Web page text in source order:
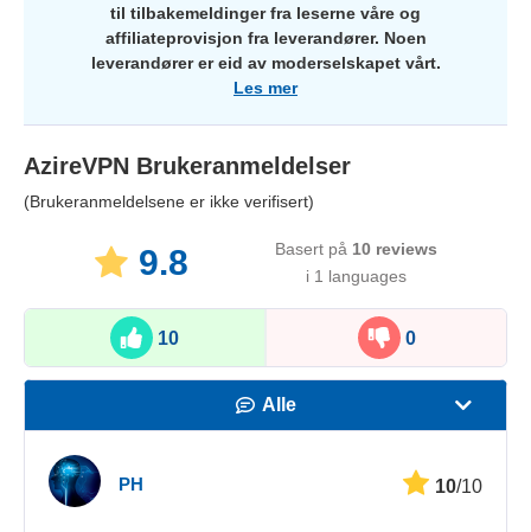
til tilbakemeldinger fra leserne våre og
affiliateprovisjon fra leverandører. Noen
leverandører er eid av moderselskapet vårt.
Les mer
AzireVPN Brukeranmeldelser
(Brukeranmeldelsene er ikke verifisert)
9.8 Basert på 10 reviews
i 1 languages
10 0
Alle
PH 10/10